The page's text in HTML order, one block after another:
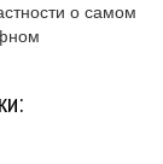
о самом